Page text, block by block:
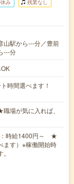
み 残業なし
山駅から---分／豊前
---分
時間選べます！
が気に入れば、
：時給1400円～ ★
ます）※稼働開始時